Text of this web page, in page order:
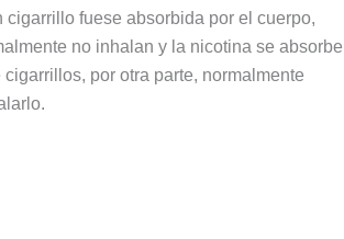
fuese absorbida por el cuerpo,
no inhalan y la nicotina se absorbe
por otra parte, normalmente